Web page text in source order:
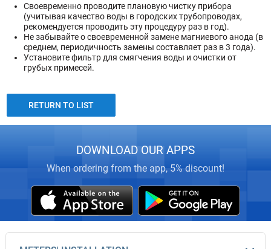
Своевременно проводите плановую чистку прибора
(учитывая качество воды в городских трубопроводах,
рекомендуется проводить эту процедуру раз в год).
Не забывайте о своевременной замене магниевого анода (в
среднем, периодичность замены составляет раз в 3 года).
Установите фильтр для смягчения воды и очистки от
грубых примесей.
RETURN TO LIST
DOWNLOAD OUR APPS
When ordering from the app, 5% discount!